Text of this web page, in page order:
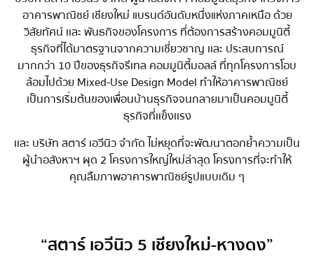
อาคารพาณิชย์ เชียงใหม่ แบรนด์อันดับหนึ่งแห่งภาคเหนือ ด้วย
วิสัยทัศน์ เเละ พันธกิจของโครงการ ที่ต้องการสร้างคอมมูนิตี้
ธุรกิจที่ได้มาตรฐานจากความเชี่ยวชาญ เเละ ประสบการณ์
มากกว่า 10 ปีของธุรกิจรีเทล คอมมูนิตี้มอลล์ ที่ทุกโครงการโอบ
ล้อมไปด้วย Mixed-Use Design Model ทำให้อาคารพาณิชย์
เป็นการเริ่มต้นของเพื่อนบ้านธุรกิจ จนกลายมาเป็นคอมมูนิตี้
ธุรกิจที่เเข็งเเรง
เเละ บริษัท สตาร์ เอวีนิว จำกัด ไม่หยุดที่จะพัฒนาตอกย้ำความเป็น
ผู้นำอสังหาฯ ผุด 2 โครงการใหญ่ใหม่ล่าสุด โครงการที่จะทำให้
คุณลืมภาพอาคารพาณิชย์รูปแบบเดิม ๆ
“สตาร์ เอวีนิว 5 เชียงใหม่-หางดง”